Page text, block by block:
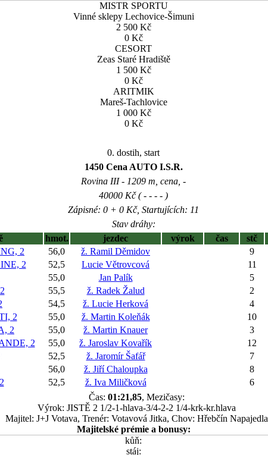
MISTR SPORTU
Vinné sklepy Lechovice-Šimuni
2 500 Kč
0 Kč
CESORT
Zeas Staré Hradiště
1 500 Kč
0 Kč
ARITMIK
Mareš-Tachlovice
1 000 Kč
0 Kč
0. dostih, start
1450 Cena AUTO I.S.R.
Rovina III - 1209 m, cena, -
40000 Kč ( - - - - )
Zápisné: 0 + 0 Kč, Startujících: 11
Stav dráhy:
hmot. jezdec výrok čas stč
2 56,0 ž. Ramil Děmidov 9
2 52,5 Lucie Větrovcová 11
55,0 Jan Palík 5
55,5 ž. Radek Žalud 2
54,5 ž. Lucie Herková 4
2 55,0 ž. Martin Koleňák 10
2 55,0 ž. Martin Knauer 3
2 55,0 ž. Jaroslav Kovařík 12
52,5 ž. Jaromír Šafář 7
56,0 ž. Jiří Chaloupka 8
52,5 ž. Iva Miličková 6
Čas: 01:21,85, Mezičasy:
Výrok: JISTĚ 2 1/2-1-hlava-3/4-2-2 1/4-krk-kr.hlava
Majitel: J+J Votava, Trenér: Votavová Jitka, Chov: Hřebčín Napajedla
Majitelské prémie a bonusy:
kůň:
stáj: